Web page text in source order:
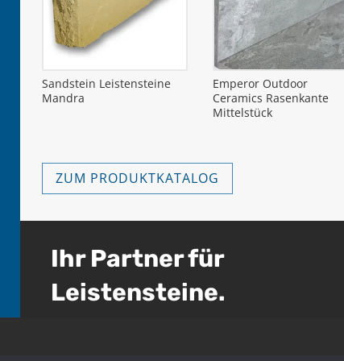
Sandstein Leistensteine
Mandra
Emperor Outdoor
Ceramics Rasenkante
Mittelstück
ZUM PRODUKTKATALOG
Ihr Partner für
Leistensteine.